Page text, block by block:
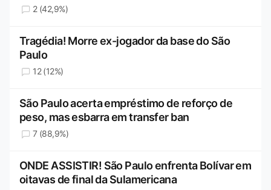
2 (42,9%)
Tragédia! Morre ex-jogador da base do São
Paulo
12 (12%)
São Paulo acerta empréstimo de reforço de
peso, mas esbarra em transfer ban
7 (88,9%)
ONDE ASSISTIR! São Paulo enfrenta Bolívar em
oitavas de final da Sulamericana